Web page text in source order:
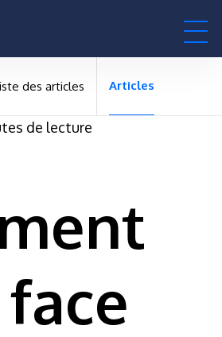
des articles Articles
de lecture